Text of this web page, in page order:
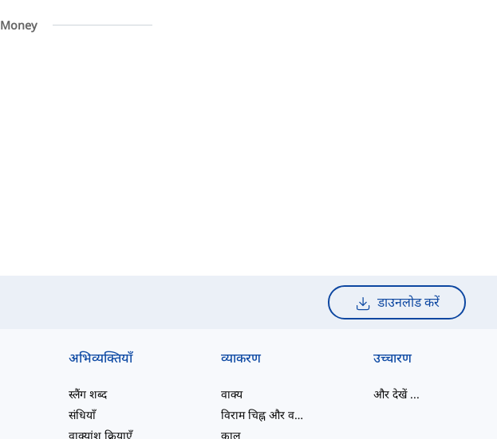
Money
डाउनलोड करें
अभिव्यक्तियाँ
स्लैंग शब्द
संधियाँ
वाक्यांश क्रियाएँ
व्याकरण
वाक्य
विराम चिह्न और वर्तनी
काल
उच्चारण
और देखें...